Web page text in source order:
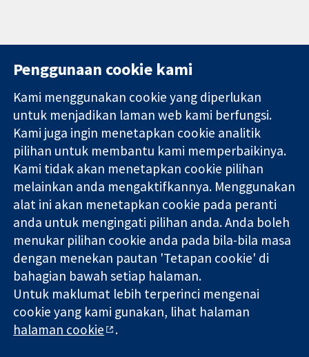
Bukti yang
dipercayai.
keputusan
termaklum
Kesihatan yang
lebih baik
11-13 Cavendish
Square
London
W1G 0AN
United Kingdom
Hubungi kita
Berita
Pejabat
akhbar
Perihal Kami
Pekerjaan
Cochrane
Library
Kolaborasi Cochrane ialah sebuah badan amal (no. 1045921) dan
sebuah syarikat terhad oleh jaminan (no. 03044323) yang
berdaftar di England & Wales. Nombor pendaftaran VAT GB 718
2127 49.
Hak Cipta © 2026 Kolabrasi Cochrane
Penggunaan cookie kami
Kami menggunakan cookie yang diperlukan
untuk menjadikan laman web kami berfungsi.
Kami juga ingin menetapkan cookie analitik
pilihan untuk membantu kami memperbaikinya.
Kami tidak akan menetapkan cookie pilihan
melainkan anda mengaktifkannya. Menggunakan
alat ini akan menetapkan cookie pada peranti
anda untuk mengingati pilihan anda. Anda boleh
menukar pilihan cookie anda pada bila-bila masa
dengan menekan pautan 'Tetapan cookie' di
bahagian bawah setiap halaman.
Untuk maklumat lebih terperinci mengenai
cookie yang kami gunakan, lihat halaman
halaman cookie
.